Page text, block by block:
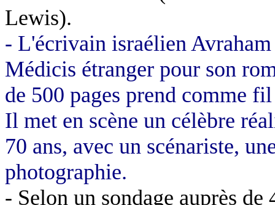
Lewis).
- L'écrivain israélien
Médicis étranger pour son
de 500 pages prend comme
Il met en scène un célèbre
70 ans, avec un scénariste,
photographie.
- Selon un sondage auprès